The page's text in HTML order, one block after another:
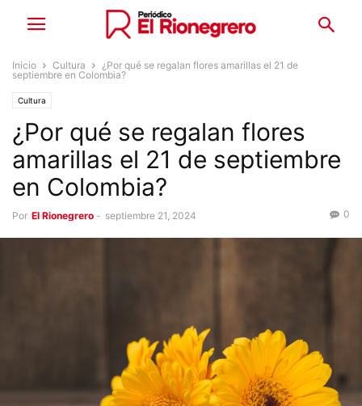
Inicio Cultura
¿Por qué se regalan flores amarillas el 21 de
septiembre en Colombia?
Cultura
¿Por qué se regalan flores
amarillas el 21 de septiembre
en Colombia?
Por El Rionegrero - septiembre 21, 2024 0